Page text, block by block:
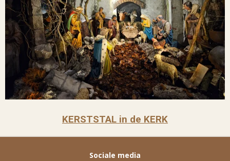
KERSTSTAL in de KERK
Sociale media